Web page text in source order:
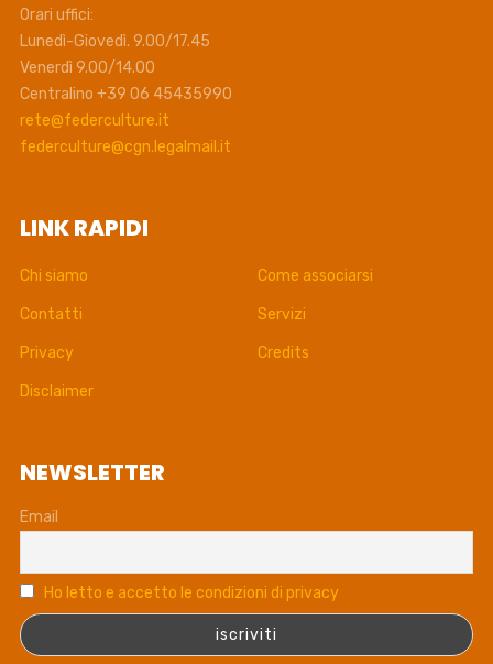
Orari uffici:
Lunedì-Giovedì. 9.00/17.45
Venerdì 9.00/14.00
Centralino +39 06 45435990
rete@federculture.it
federculture@cgn.legalmail.it
LINK RAPIDI
Chi siamo Come associarsi
Contatti Servizi
Privacy Credits
Disclaimer
NEWSLETTER
Email
Ho letto e accetto le condizioni di privacy